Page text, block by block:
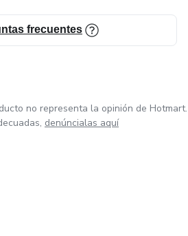
frecuentes
no representa la opinión de Hotmart.
denúncialas aquí